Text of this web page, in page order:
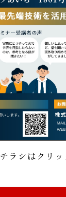
チラシはクリ